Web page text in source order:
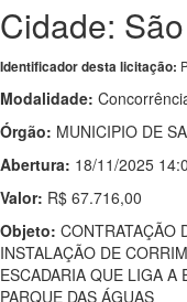
Cidade:
Identificador desta licitação:
Modalidade:
Órgão: MUNICIPIO DE
Abertura: 18/11/2025
Valor: R$ 67.716,00
Objeto: CONTRATAÇÃO
INSTALAÇÃO DE
ESCADARIA QUE LIGA A
PARQUE DAS ÁGUAS